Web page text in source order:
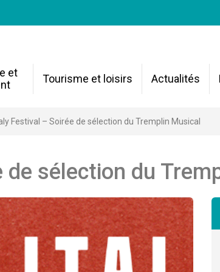
et
Tourisme et loisirs Actualités
Festival – Soirée de sélection du Tremplin Musical
sélection du